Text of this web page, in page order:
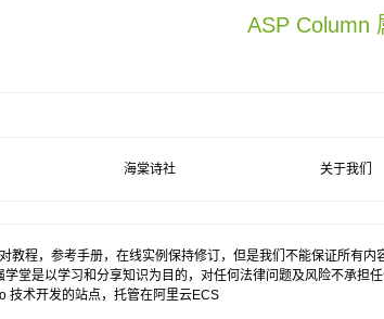
ASP Column
海棠诗社 关于我们
程，参考手册，在线实例保持修订，但是我们不能保证所有
堂是以学习和分享知识为目的，对任何法律问题及风险不承担
技术开发的站点，托管在阿里云ECS